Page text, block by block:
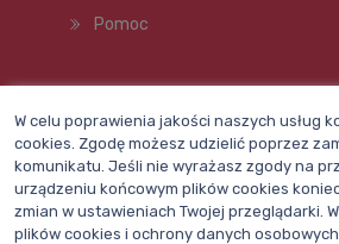
Pomoc
W celu poprawienia jakości naszych usług
cookies. Zgodę możesz udzielić poprzez
komunikatu. Jeśli nie wyrażasz zgody na
urządzeniu końcowym plików cookies
zmian w ustawieniach Twojej przeglądarki.
plików cookies i ochrony danych